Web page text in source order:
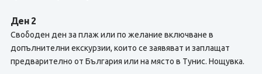
Ден 2
Свободен ден за плаж или по желание включване в
допълнителни екскурзии, които се заявяват и заплащат
предварително от България или на място в Тунис. Нощувка.